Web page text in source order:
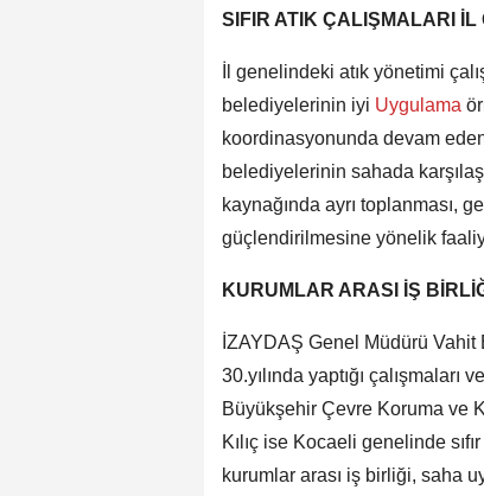
SIFIR ATIK ÇALIŞMALARI İL
İl genelindeki atık yönetimi
belediyelerinin iyi Uygulama
koordinasyonunda devam
belediyelerinin sahada
kaynağında ayrı toplanması,
güçlendirilmesine yönelik
KURUMLAR ARASI İŞ
İZAYDAŞ Genel Müdürü Vahit
30.yılında yaptığı
Büyükşehir Çevre Koruma ve
Kılıç ise Kocaeli genelinde sıfır
kurumlar arası iş birliği, saha